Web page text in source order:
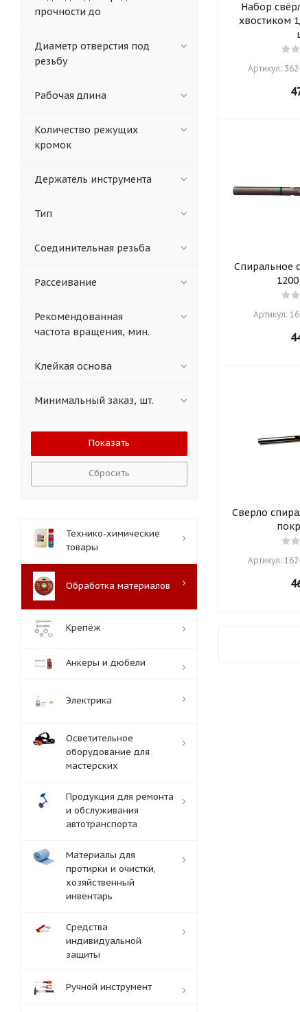
Набор
хвостиком
Артикул:
Спиральное
Артикул:
Сверло
Артикул:
прочности до
Диаметр отверстия под
резьбу
Рабочая длина
Количество режущих
кромок
Держатель инструмента
Тип
Соединительная резьба
Рассеивание
Рекомендованная
частота вращения, мин.
Клейкая основа
Минимальный заказ, шт.
Сбросить
Технико-химические
товары
Обработка материалов
Крепёж
Анкеры и дюбели
Электрика
Осветительное
оборудование для
мастерских
Продукция для ремонта
и обслуживания
автотранспорта
Материалы для
протирки и очистки,
хозяйственный
инвентарь
Средства
индивидуальной
защиты
Ручной инструмент